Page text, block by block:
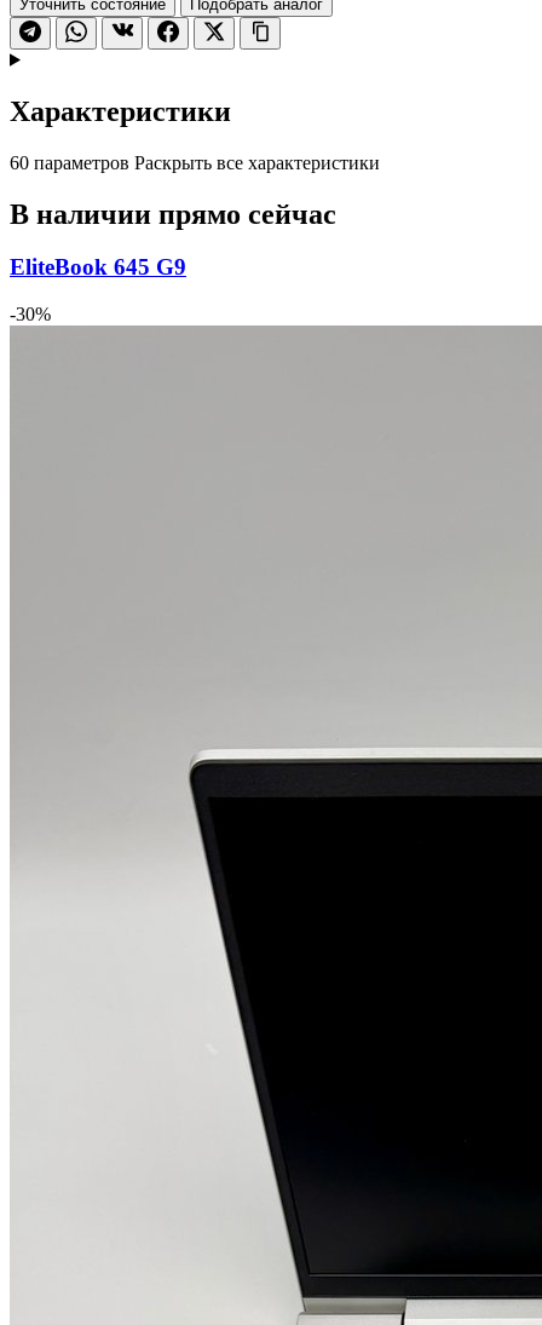
Уточнить состояние Подобрать аналог
Характеристики
60 параметров Раскрыть все характеристики
В наличии прямо сейчас
EliteBook 645 G9
-30%